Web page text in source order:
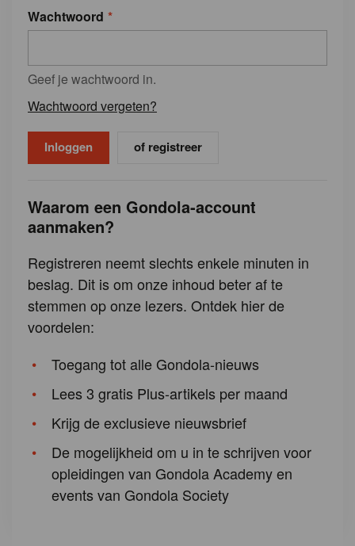
Wachtwoord
Geef je wachtwoord in.
Wachtwoord vergeten?
of registreer
Waarom een Gondola-account
aanmaken?
Registreren neemt slechts enkele minuten in
beslag. Dit is om onze inhoud beter af te
stemmen op onze lezers. Ontdek hier de
voordelen:
Toegang tot alle Gondola-nieuws
Lees 3 gratis Plus-artikels per maand
Krijg de exclusieve nieuwsbrief
De mogelijkheid om u in te schrijven voor
opleidingen van Gondola Academy en
events van Gondola Society